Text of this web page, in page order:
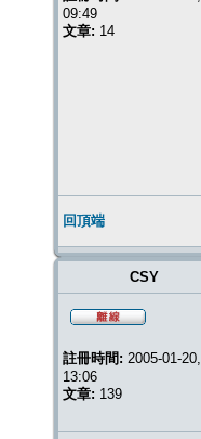
09:49
文章: 14
回頂端
CSY
註冊時間: 2005-01-20,
13:06
文章: 139